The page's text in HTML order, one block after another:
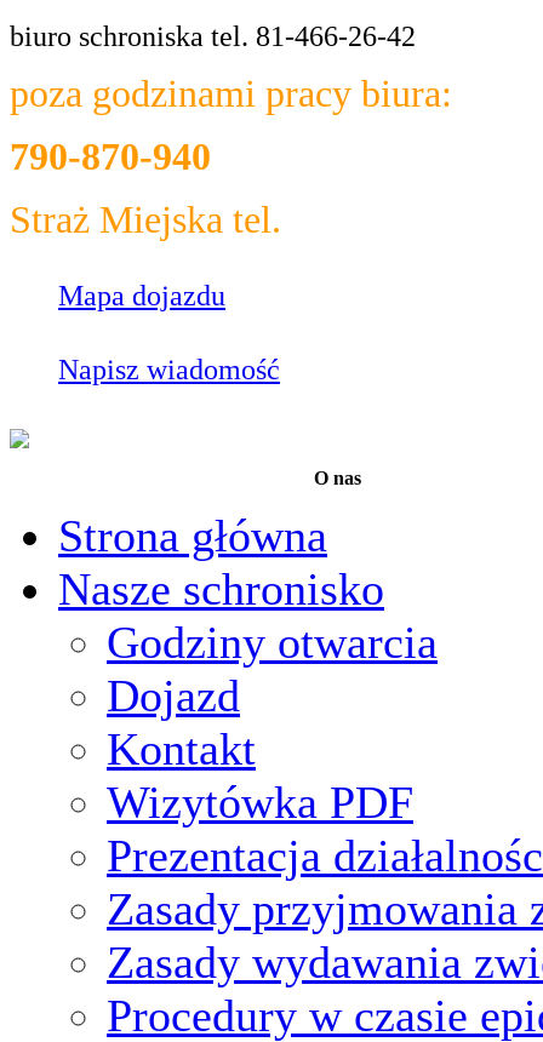
biuro schroniska tel. 81-466-26-42
poza godzinami pracy biura:
790-870-940
Straż Miejska tel.
Mapa dojazdu
Napisz wiadomość
O nas
Strona główna
Nasze schronisko
Godziny otwarcia
Dojazd
Kontakt
Wizytówka PDF
Prezentacja
Zasady przyjmowania
Zasady wydawania
Procedury w czasie